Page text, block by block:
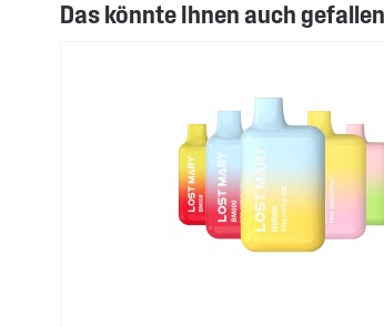
Das könnte Ihnen auch gefallen